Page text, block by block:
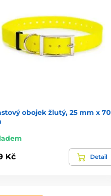
obojek žlutý, 25 mm x 70
Kč Detail